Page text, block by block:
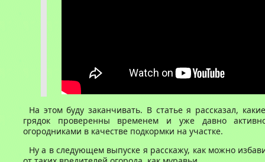
На этом буду заканчивать. В статье я рассказал,
грядок проверенны временем и уже давно
огородниками в качестве подкормки на участке.
Ну а в следующем выпуске я расскажу, как можно